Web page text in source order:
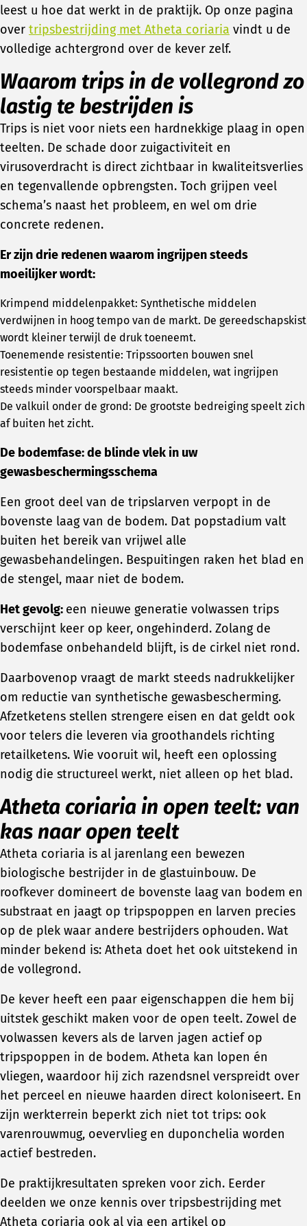
leest u hoe dat werkt in de praktijk. Op onze pagina
over tripsbestrijding met Atheta coriaria vindt u de
volledige achtergrond over de kever zelf.
Waarom trips in de vollegrond zo
lastig te bestrijden is
Trips is niet voor niets een hardnekkige plaag in open
teelten. De schade door zuigactiviteit en
virusoverdracht is direct zichtbaar in kwaliteitsverlies
en tegenvallende opbrengsten. Toch grijpen veel
schema’s naast het probleem, en wel om drie
concrete redenen.
Er zijn drie redenen waarom ingrijpen steeds
moeilijker wordt:
Krimpend middelenpakket: Synthetische middelen
verdwijnen in hoog tempo van de markt. De gereedschapskist
wordt kleiner terwijl de druk toeneemt.
Toenemende resistentie: Tripssoorten bouwen snel
resistentie op tegen bestaande middelen, wat ingrijpen
steeds minder voorspelbaar maakt.
De valkuil onder de grond: De grootste bedreiging speelt zich
af buiten het zicht.
De bodemfase: de blinde vlek in uw
gewasbeschermingsschema
Een groot deel van de tripslarven verpopt in de
bovenste laag van de bodem. Dat popstadium valt
buiten het bereik van vrijwel alle
gewasbehandelingen. Bespuitingen raken het blad en
de stengel, maar niet de bodem.
Het gevolg: een nieuwe generatie volwassen trips
verschijnt keer op keer, ongehinderd. Zolang de
bodemfase onbehandeld blijft, is de cirkel niet rond.
Daarbovenop vraagt de markt steeds nadrukkelijker
om reductie van synthetische gewasbescherming.
Afzetketens stellen strengere eisen en dat geldt ook
voor telers die leveren via groothandels richting
retailketens. Wie vooruit wil, heeft een oplossing
nodig die structureel werkt, niet alleen op het blad.
Atheta coriaria in open teelt: van
kas naar open teelt
Atheta coriaria is al jarenlang een bewezen
biologische bestrijder in de glastuinbouw. De
roofkever domineert de bovenste laag van bodem en
substraat en jaagt op tripspoppen en larven precies
op de plek waar andere bestrijders ophouden. Wat
minder bekend is: Atheta doet het ook uitstekend in
de vollegrond.
De kever heeft een paar eigenschappen die hem bij
uitstek geschikt maken voor de open teelt. Zowel de
volwassen kevers als de larven jagen actief op
tripspoppen in de bodem. Atheta kan lopen én
vliegen, waardoor hij zich razendsnel verspreidt over
het perceel en nieuwe haarden direct koloniseert. En
zijn werkterrein beperkt zich niet tot trips: ook
varenrouwmug, oevervlieg en duponchelia worden
actief bestreden.
De praktijkresultaten spreken voor zich. Eerder
deelden we onze kennis over tripsbestrijding met
Atheta coriaria ook al via een artikel op